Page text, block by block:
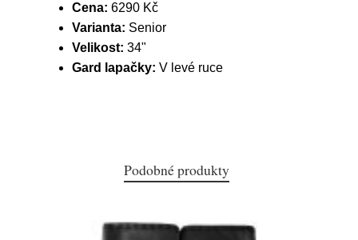
Cena: 6290 Kč
Varianta: Senior
Velikost: 34"
Gard lapačky: V levé ruce
Podobné produkty